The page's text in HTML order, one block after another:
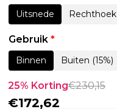
Uitsnede Rechthoek
Gebruik *
Binnen Buiten (15%)
25% Korting€230,15
€172,62